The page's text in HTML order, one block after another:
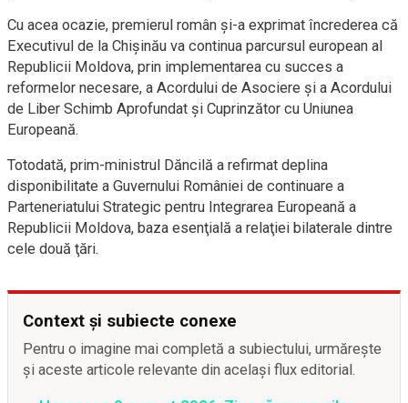
Cu acea ocazie, premierul român şi-a exprimat încrederea că
Executivul de la Chişinău va continua parcursul european al
Republicii Moldova, prin implementarea cu succes a
reformelor necesare, a Acordului de Asociere şi a Acordului
de Liber Schimb Aprofundat şi Cuprinzător cu Uniunea
Europeană.
Totodată, prim-ministrul Dăncilă a refirmat deplina
disponibilitate a Guvernului României de continuare a
Parteneriatului Strategic pentru Integrarea Europeană a
Republicii Moldova, baza esenţială a relaţiei bilaterale dintre
cele două ţări.
Context și subiecte conexe
Pentru o imagine mai completă a subiectului, urmărește
și aceste articole relevante din același flux editorial.